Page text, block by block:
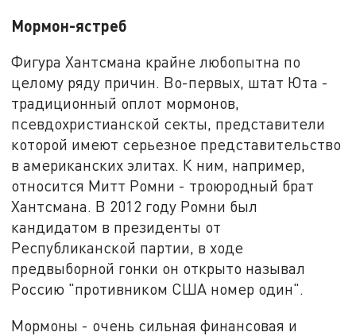
Мормон-ястреб
Фигура Хантсмана крайне любопытна по
целому ряду причин. Во-первых, штат Юта -
традиционный оплот мормонов,
псевдохристианской секты, представители
которой имеют серьезное представительство
в американских элитах. К ним, например,
относится Митт Ромни - троюродный брат
Хантсмана. В 2012 году Ромни был
кандидатом в президенты от
Республиканской партии, в ходе
предвыборной гонки он открыто называл
Россию "противником США номер один".
Мормоны - очень сильная финансовая и